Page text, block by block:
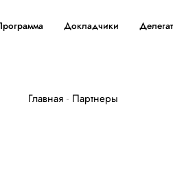
Докладчики
Главная- Партнеры